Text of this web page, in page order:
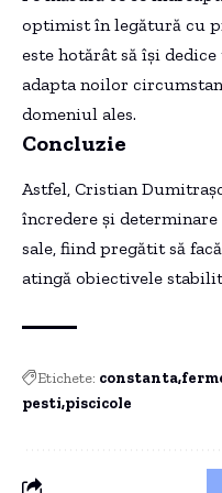
optimist în legătură cu
este hotărât să își
adapta noilor
domeniul ales.
Concluzie
Astfel, Cristian
încredere și determinare
sale, fiind pregătit să
atingă obiectivele
Etichete: constanta
pesti piscicole